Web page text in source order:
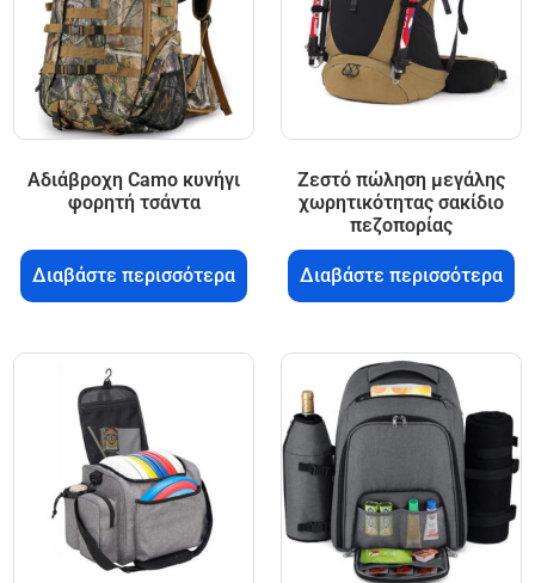
Αδιάβροχη Camo κυνήγι
φορητή τσάντα
Διαβάστε περισσότερα
Ζεστό πώληση μεγάλης
χωρητικότητας σακίδιο
πεζοπορίας
Διαβάστε περισσότερα